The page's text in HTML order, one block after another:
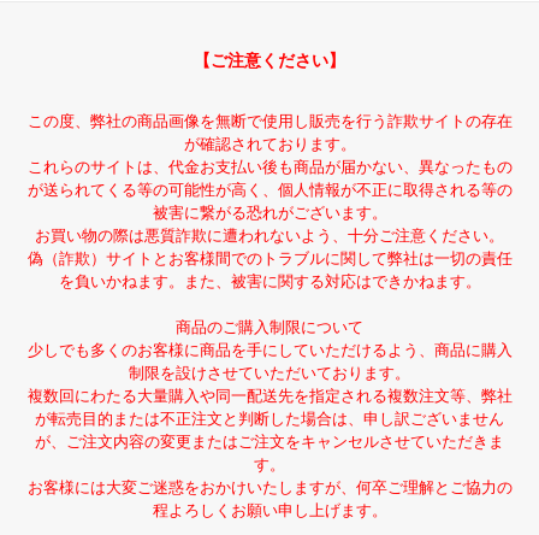
【ご注意ください】
この度、弊社の商品画像を無断で使用し販売を行う詐欺サイトの存在
が確認されております。
これらのサイトは、代金お支払い後も商品が届かない、異なったもの
が送られてくる等の可能性が高く、個人情報が不正に取得される等の
被害に繋がる恐れがございます。
お買い物の際は悪質詐欺に遭われないよう、十分ご注意ください。
偽（詐欺）サイトとお客様間でのトラブルに関して弊社は一切の責任
を負いかねます。また、被害に関する対応はできかねます。
商品のご購入制限について
少しでも多くのお客様に商品を手にしていただけるよう、商品に購入
制限を設けさせていただいております。
複数回にわたる大量購入や同一配送先を指定される複数注文等、弊社
が転売目的または不正注文と判断した場合は、申し訳ございません
が、ご注文内容の変更またはご注文をキャンセルさせていただきま
す。
お客様には大変ご迷惑をおかけいたしますが、何卒ご理解とご協力の
程よろしくお願い申し上げます。